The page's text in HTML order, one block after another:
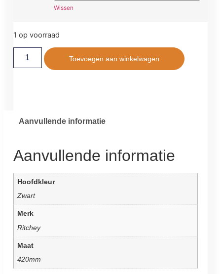
Wissen
1 op voorraad
Toevoegen aan winkelwagen
Aanvullende informatie
Aanvullende informatie
Hoofdkleur
Zwart
Merk
Ritchey
Maat
420mm